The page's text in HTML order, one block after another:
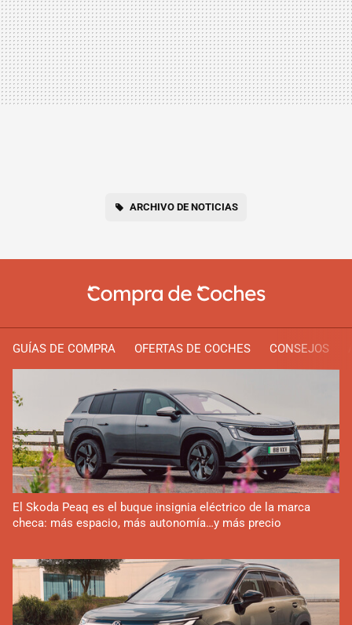
ARCHIVO DE NOTICIAS
GUÍAS DE COMPRA OFERTAS DE COCHES CONSEJOS
El Skoda Peaq es el buque insignia eléctrico de la marca
checa: más espacio, más autonomía…y más precio